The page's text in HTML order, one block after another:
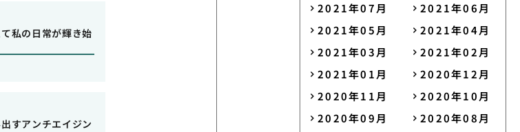
私の日常が輝き始
すアンチエイジン
2021年07月
2021年06月
2021年05月
2021年04月
2021年03月
2021年02月
2021年01月
2020年12月
2020年11月
2020年10月
2020年09月
2020年08月